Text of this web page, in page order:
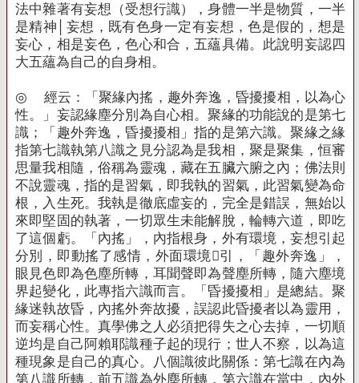
法中雜著有妄想（受想行識），身體一半是物質，一半
是精神│妄想，既有色身一定有妄想，色是假的，想是
妄心，相是妄色，色心和合，五蘊具備。此說明妄認四
大五蘊為自己的自身相。
◎
經云：「聚緣內搖，趣外奔逸，昏擾擾相，以為心
性。」妄認緣塵分別為自心相。聚緣的功能說的是第七
識；「趣外奔逸，昏擾擾相」指的是第六識。聚緣之緣
指第七識執第八識之見分認為是我相，聚是聚集，恒審
思量我相隨，俗稱為靈魂，藏在五臟六腑之內；佛法則
不說靈魂，指的是習氣，即我執的習氣，此習氣變為命
根，入生死。我執是徹底虛妄的，完全是錯誤，無始以
來即堅固的執著，一切眾生未能解脫，輪轉六道，即吃
了這個虧。「內搖」，內指根身，外有環境，妄想引起
分別，即動搖了感情，外面環境引，「趣外奔逸」，
眼見色即為色塵所轉，耳聞聲即為聲塵所轉，隨六塵境
界起變化，此專指六識而言。「昏擾擾相」是總結。聚
緣迷執故昏，內搖外奔故擾，誤認此昏擾者以為靈用，
而妄稱心性。真學佛之人必須把得失之心去掉，一切順
逆均是自己阿賴耶識種子起的現行；世人不察，以為這
種現象是自己的真心。八個識彼此關係：第七識在內為
第八識所轉，前五識為外塵所轉，第六識在當中，內外